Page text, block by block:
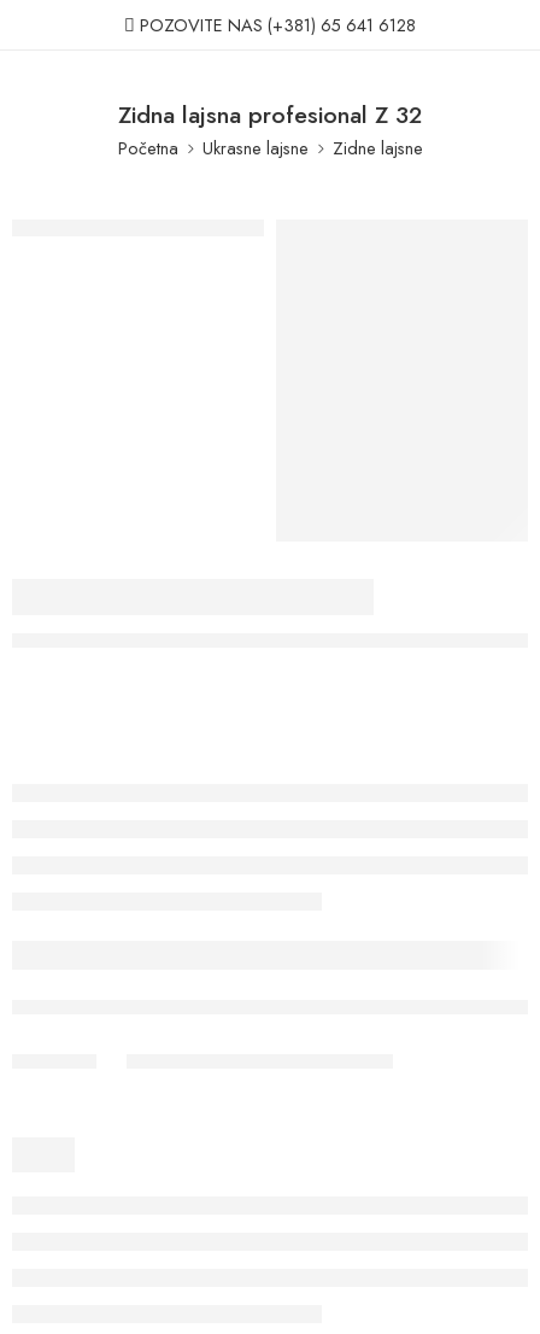
POZOVITE NAS (+381) 65 641 6128
Zidna lajsna profesional Z 32
Početna Ukrasne lajsne Zidne lajsne